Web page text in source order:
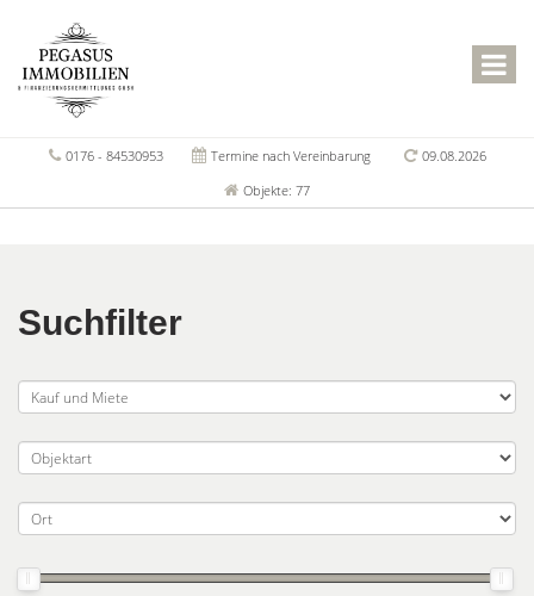
0176 - 84530953 Termine nach Vereinbarung
09.08.2026
Objekte: 77
Suchfilter